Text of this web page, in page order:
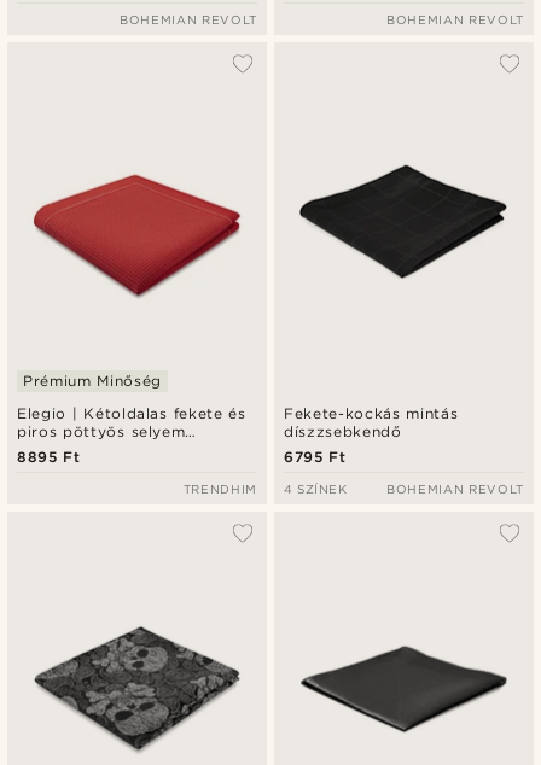
BOHEMIAN REVOLT BOHEMIAN REVOLT
Elegio | Kétoldalas fekete és
piros pöttyös selyem
díszzsebkendő
Prémium Minőség
8895 Ft
TRENDHIM
Fekete-kockás mintás
díszzsebkendő
6795 Ft
4 SZÍNEK BOHEMIAN REVOLT